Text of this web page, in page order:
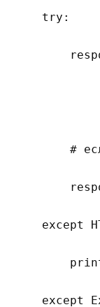
try:
# если
except
except